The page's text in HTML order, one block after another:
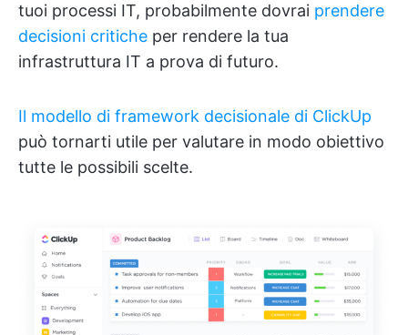
tuoi processi IT, probabilmente dovrai prendere
decisioni critiche per rendere la tua
infrastruttura IT a prova di futuro.
Il modello di framework decisionale di ClickUp
può tornarti utile per valutare in modo obiettivo
tutte le possibili scelte.